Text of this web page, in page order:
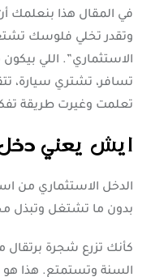
في المقال هذا بنعلمك أن
وتقدر تخلي فلوسك
الاستثماري”. اللي
تسافر، تشتري سيارة،
تعلمت وغيرت طريقة
ايش يعني
الدخل الاستثماري من
بدون ما تشتغل وتبذل
كأنك تزرع شجرة
السنة وتستمتع. هذا هو